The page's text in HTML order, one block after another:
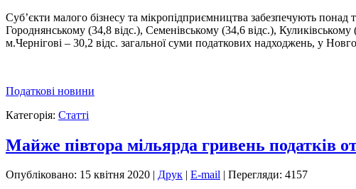
Суб’єкти малого бізнесу та мікропідприємництва забезпечують
Городнянському (34,8 відс.), Семенівському (34,6 відс.),
м.Чернігові – 30,2 відс. загальної суми податкових надходжень, у
Податкові новини
Категорія: Статті
Майже півтора мільярда гривень податків
Опубліковано: 15 квітня 2020 Друк E-mail
Перегляди: 4157